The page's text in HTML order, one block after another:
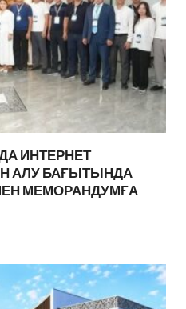
ИНТЕРНЕТ
АЛУ БАҒЫТЫНДА
МЕМОРАНДУМҒА